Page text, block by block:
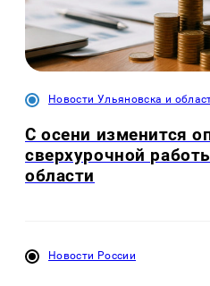
Новости Ульяновска и
С осени изменится
сверхурочной
области
Новости России